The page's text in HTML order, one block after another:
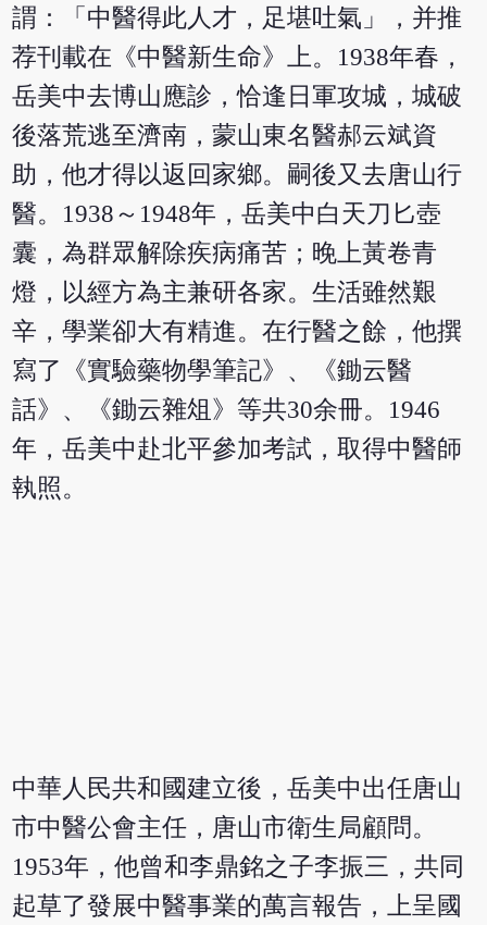
謂：「中醫得此人才，足堪吐氣」，并推
荐刊載在《中醫新生命》上。1938年春，
岳美中去博山應診，恰逢日軍攻城，城破
後落荒逃至濟南，蒙山東名醫郝云斌資
助，他才得以返回家鄉。嗣後又去唐山行
醫。1938～1948年，岳美中白天刀匕壺
囊，為群眾解除疾病痛苦；晚上黃卷青
燈，以經方為主兼研各家。生活雖然艱
辛，學業卻大有精進。在行醫之餘，他撰
寫了《實驗藥物學筆記》、《鋤云醫
話》、《鋤云雜俎》等共30余冊。1946
年，岳美中赴北平參加考試，取得中醫師
執照。
中華人民共和國建立後，岳美中出任唐山
市中醫公會主任，唐山市衛生局顧問。
1953年，他曾和李鼎銘之子李振三，共同
起草了發展中醫事業的萬言報告，上呈國